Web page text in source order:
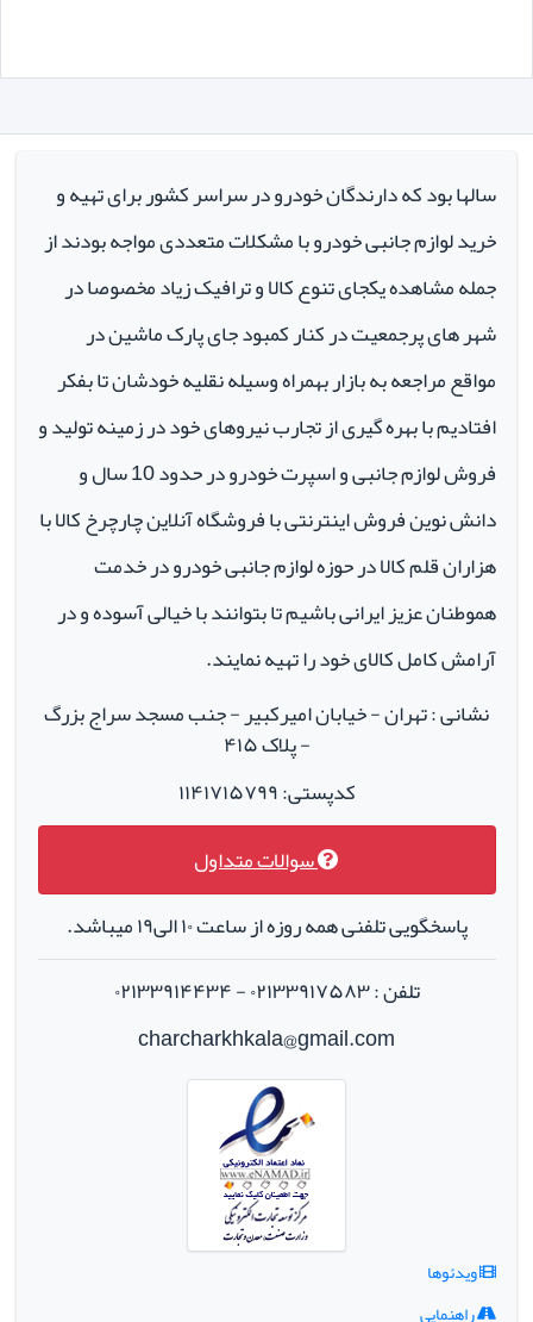
سالها بود که دارندگان خودرو در سراسر کشور برای تهیه و
خرید لوازم جانبی خودرو با مشکلات متعددی مواجه بودند از
جمله مشاهده یکجای تنوع کالا و ترافیک زیاد مخصوصا در
شهر های پرجمعیت در کنار کمبود جای پارک ماشین در
مواقع مراجعه به بازار بهمراه وسیله نقلیه خودشان تا بفکر
افتادیم با بهره گیری از تجارب نیروهای خود در زمینه تولید و
فروش لوازم جانبی و اسپرت خودرو در حدود 10 سال و
دانش نوین فروش اینترنتی با فروشگاه آنلاین چارچرخ کالا با
هزاران قلم کالا در حوزه لوازم جانبی خودرو در خدمت
هموطنان عزیز ایرانی باشیم تا بتوانند با خیالی آسوده و در
آرامش کامل کالای خود را تهیه نمایند.
نشانی : تهران - خیابان امیرکبیر - جنب مسجد سراج بزرگ
- پلاک ۴۱۵
کدپستی: ۱۱۴۱۷۱۵۷۹۹
سوالات متداول
پاسخگویی تلفنی همه روزه از ساعت ۱۰ الی۱۹ میباشد.
تلفن : ۰۲۱۳۳۹۱۷۵۸۳ - ۰۲۱۳۳۹۱۴۴۳۴
charcharkhkala@gmail.com
ویدئوها
راهنمایی